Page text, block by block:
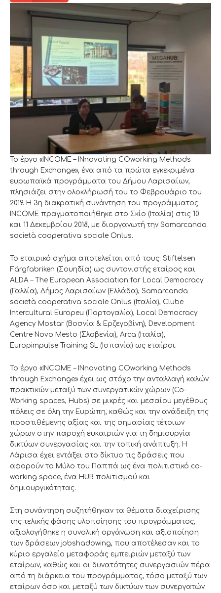
Το έργο «INCOME – INnovating COworking Methods
through Exchange», ένα από τα πρώτα εγκεκριμένα
ευρωπαϊκά προγράμματα του Δήμου Λαρισαίων,
πλησιάζει στην ολοκλήρωσή του το Φεβρουάριο του
2019. Η 3η διακρατική συνάντηση του προγράμματος
INCOME πραγματοποιήθηκε στο Σκίο (Ιταλία) στις 10
και 11 Δεκεμβρίου 2018, με διοργανωτή την Samarcanda
società cooperativa sociale Onlus.
Το εταιρικό σχήμα αποτελείται από τους: Stiftelsen
Färgfabriken (Σουηδία) ως συντονιστής εταίρος και
ALDA – The European Association for Local Democracy
(Γαλλία), Δήμος Λαρισαίων (Ελλάδα), Samarcanda
società cooperativa sociale Onlus (Ιταλία), Clube
Intercultural Europeu (Πορτογαλία), Local Democracy
Agency Mostar (Βοσνία & Ερζεγοβίνη), Development
Centre Novo Mesto (Σλοβενία), Arca (Ιταλία),
Europimpulse Training SL (Ισπανία) ως εταίροι.
Το έργο «INCOME – INnovating COworking Methods
through Exchange» έχει ως στόχο την ανταλλαγή καλών
πρακτικών μεταξύ των συνεργατικών χώρων (Co-
Working spaces, Hubs) σε μικρές και μεσαίου μεγέθους
πόλεις σε όλη την Ευρώπη, καθώς και την ανάδειξη της
προστιθέμενης αξίας και της σημασίας τέτοιων
χώρων στην παροχή ευκαιριών για τη δημιουργία
δικτύων συνεργασίας και την τοπική ανάπτυξη. Η
Λάρισα έχει εντάξει στο δίκτυο τις δράσεις που
αφορούν το Μύλο του Παππά ως ένα πολιτιστικό co-
working space, ένα HUB πολιτισμού και
δημιουργικότητας.
Στη συνάντηση συζητήθηκαν τα θέματα διαχείρισης
της τελικής φάσης υλοποίησης του προγράμματος,
αξιολογήθηκε η συνολική οργάνωση και αξιοποίηση
των δράσεων jobshadowing, που αποτέλεσαν και το
κύριο εργαλείο μεταφοράς εμπειριών μεταξύ των
εταίρων, καθώς και οι δυνατότητες συνεργασιών πέρα
από τη διάρκεια του προγράμματος, τόσο μεταξύ των
εταίρων όσο και μεταξύ των δικτύων των συνεργατών